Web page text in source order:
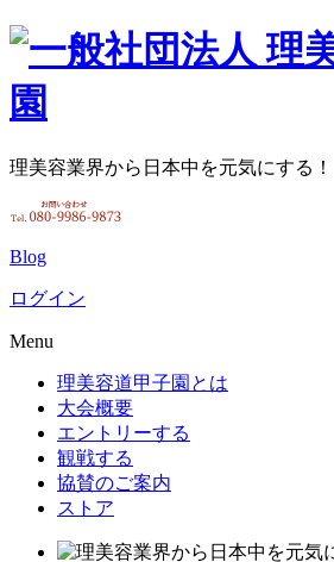
理美容業界から日本中を元気にする！
Blog
ログイン
Menu
理美容道甲子園とは
大会概要
エントリーする
観戦する
協賛のご案内
ストア